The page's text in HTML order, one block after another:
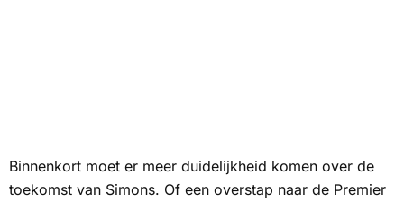
Binnenkort moet er meer duidelijkheid komen over de
toekomst van Simons. Of een overstap naar de Premier